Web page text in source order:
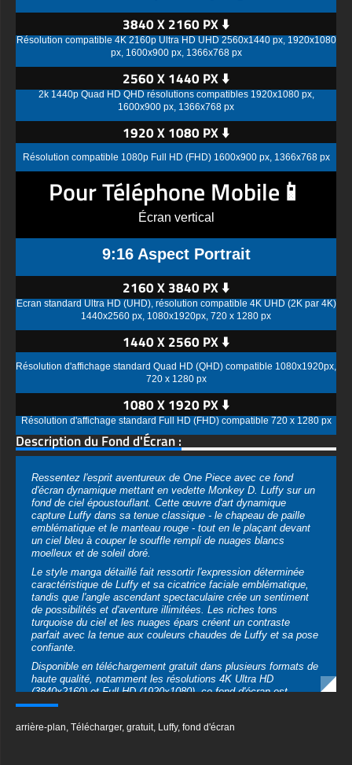
3840 X 2160 PX ⬇️
Résolution compatible 4K 2160p Ultra HD UHD 2560x1440 px, 1920x1080
px, 1600x900 px, 1366x768 px
2560 X 1440 PX ⬇️
2k 1440p Quad HD QHD résolutions compatibles 1920x1080 px,
1600x900 px, 1366x768 px
1920 X 1080 PX ⬇️
Résolution compatible 1080p Full HD (FHD) 1600x900 px, 1366x768 px
Pour Téléphone Mobile📱
Écran vertical
9:16 Aspect Portrait
2160 X 3840 PX ⬇️
Écran standard Ultra HD (UHD), résolution compatible 4K UHD (2K par 4K)
1440x2560 px, 1080x1920px, 720 x 1280 px
1440 X 2560 PX ⬇️
Résolution d'affichage standard Quad HD (QHD) compatible 1080x1920px,
720 x 1280 px
1080 X 1920 PX ⬇️
Résolution d'affichage standard Full HD (FHD) compatible 720 x 1280 px
Description du Fond d'Écran :
Ressentez l'esprit aventureux de One Piece avec ce fond
d'écran dynamique mettant en vedette Monkey D. Luffy sur un
fond de ciel époustouflant. Cette œuvre d'art dynamique
capture Luffy dans sa tenue classique - le chapeau de paille
emblématique et le manteau rouge - tout en le plaçant devant
un ciel bleu à couper le souffle rempli de nuages blancs
moelleux et de soleil doré.
Le style manga détaillé fait ressortir l'expression déterminée
caractéristique de Luffy et sa cicatrice faciale emblématique,
tandis que l'angle ascendant spectaculaire crée un sentiment
de possibilités et d'aventure illimitées. Les riches tons
turquoise du ciel et les nuages épars créent un contraste
parfait avec la tenue aux couleurs chaudes de Luffy et sa pose
confiante.
Disponible en téléchargement gratuit dans plusieurs formats de
haute qualité, notamment les résolutions 4K Ultra HD
(3840x2160) et Full HD (1920x1080), ce fond d'écran est
parfaitement adapté aux ordinateurs de bureau et aux appareils
l'écran de votre ordinateur ou un format vertical pour votre
arrière-plan, Télécharger, gratuit, Luffy, fond d'écran